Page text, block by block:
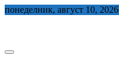
Skip
понеделник, август 10, 2026